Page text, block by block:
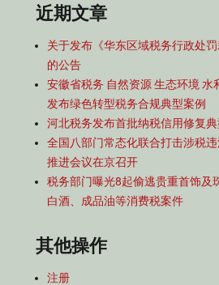
近期文章
关于发布《华东区域税务行政处罚
的公告
安徽省税务 自然资源 生态环境 水
发布绿色转型税务合规典型案例
河北税务发布首批纳税信用修复典
全国八部门常态化联合打击涉税
推进会议在京召开
税务部门曝光8起偷逃贵重首饰及
白酒、成品油等消费税案件
其他操作
注册